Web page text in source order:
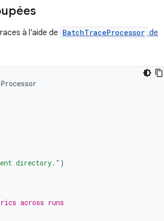
à l'aide de BatchTraceProcessor de
directory." )
across runs